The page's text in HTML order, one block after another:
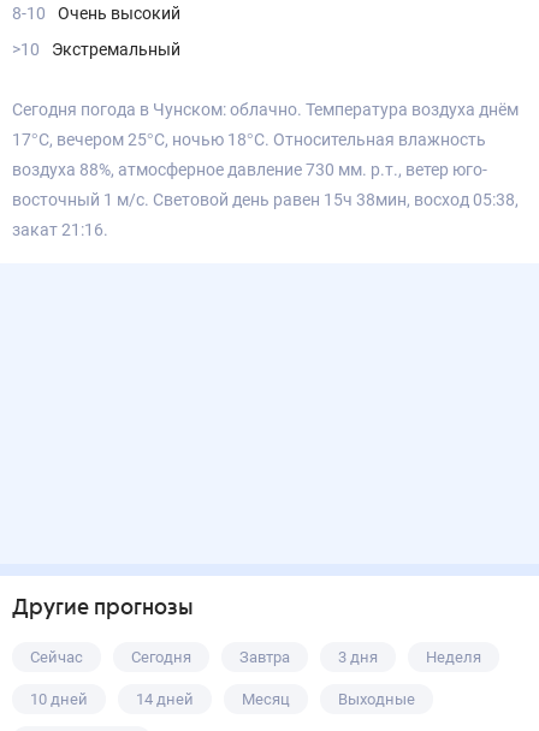
8-10
Очень высокий
>10
Экстремальный
Сегодня погода в Чунском: облачно. Температура воздуха днём
17°С, вечером 25°С, ночью 18°С. Относительная влажность
воздуха 88%, атмосферное давление 730 мм. р.т., ветер юго-
восточный 1 м/с. Световой день равен 15ч 38мин, восход 05:38,
закат 21:16.
Другие прогнозы
Сейчас Сегодня Завтра 3 дня Неделя
10 дней 14 дней Месяц Выходные